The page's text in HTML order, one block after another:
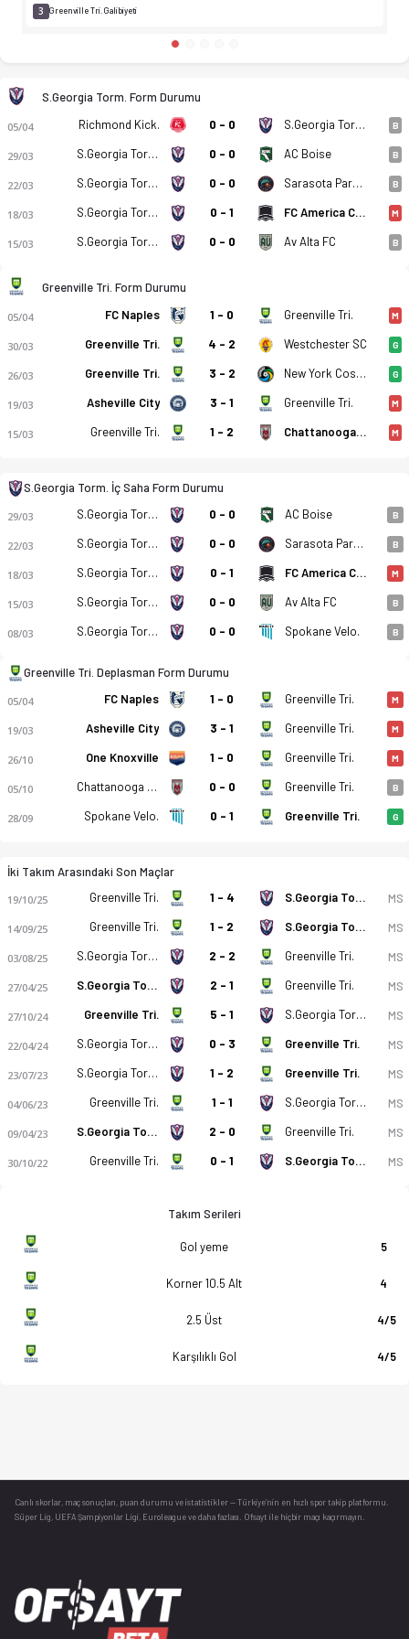
South Georgia Tormenta FC - Greenville Triumph SC
3 Greenville Tri. Galibiyeti
S.Georgia Torm. Form Durumu
05/04 Richmond Kick. 0 - 0 S.Georgia Torm. B
29/03 S.Georgia Torm. 0 - 0 AC Boise B
22/03 S.Georgia Torm. 0 - 0 Sarasota Paradise B
18/03 S.Georgia Torm. 0 - 1 FC America Cfl Spurs M
15/03 S.Georgia Torm. 0 - 0 Av Alta FC B
Greenville Tri. Form Durumu
05/04 FC Naples 1 - 0 Greenville Tri. M
30/03 Greenville Tri. 4 - 2 Westchester SC G
26/03 Greenville Tri. 3 - 2 New York Cosmos G
19/03 Asheville City 3 - 1 Greenville Tri. M
15/03 Greenville Tri. 1 - 2 Chattanooga RW M
S.Georgia Torm. İç Saha Form Durumu
29/03 S.Georgia Torm. 0 - 0 AC Boise B
22/03 S.Georgia Torm. 0 - 0 Sarasota Paradise B
18/03 S.Georgia Torm. 0 - 1 FC America Cfl Spurs M
15/03 S.Georgia Torm. 0 - 0 Av Alta FC B
08/03 S.Georgia Torm. 0 - 0 Spokane Velo. B
Greenville Tri. Deplasman Form Durumu
05/04 FC Naples 1 - 0 Greenville Tri. M
19/03 Asheville City 3 - 1 Greenville Tri. M
26/10 One Knoxville 1 - 0 Greenville Tri. M
05/10 Chattanooga RW 0 - 0 Greenville Tri. B
28/09 Spokane Velo. 0 - 1 Greenville Tri. G
İki Takım Arasındaki Son Maçlar
19/10/25 Greenville Tri. 1 - 4 S.Georgia Torm. MS
14/09/25 Greenville Tri. 1 - 2 S.Georgia Torm. MS
03/08/25 S.Georgia Torm. 2 - 2 Greenville Tri. MS
27/04/25 S.Georgia Torm. 2 - 1 Greenville Tri. MS
27/10/24 Greenville Tri. 5 - 1 S.Georgia Torm. MS
22/04/24 S.Georgia Torm. 0 - 3 Greenville Tri. MS
23/07/23 S.Georgia Torm. 1 - 2 Greenville Tri. MS
04/06/23 Greenville Tri. 1 - 1 S.Georgia Torm. MS
09/04/23 S.Georgia Torm. 2 - 0 Greenville Tri. MS
30/10/22 Greenville Tri. 0 - 1 S.Georgia Torm. MS
Takım Serileri
Gol yeme 5
Korner 10.5 Alt 4
2.5 Üst 4/5
Karşılıklı Gol 4/5
Canlı skorlar , maç sonuçları, puan durumu ve istatistikler — Türkiye’nin en hızlı spor takip platformu.
Süper Lig, UEFA Şampiyonlar Ligi, Euroleague ve daha fazlası. Ofsayt ile hiçbir maçı kaçırmayın.